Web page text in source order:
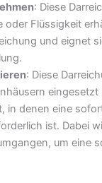
: Diese
oder Flüssigkeit
und eignet
: Diese
eingesetzt
in denen eine
ist. Dabei
um eine